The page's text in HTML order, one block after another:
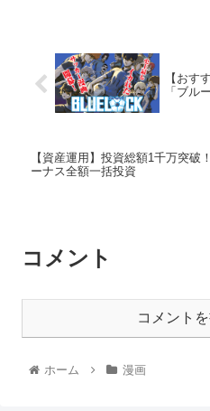
【おす
「ブル
【資産運用】投資総額1千万突破
ーナス全額一括投資
コメント
コメント
ホーム 漫画